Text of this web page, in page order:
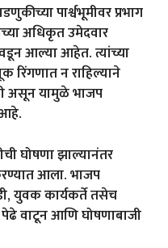
पार्श्वभूमीवर प्रभाग
अधिकृत उमेदवार
आल्या आहेत. त्यांच्या
रिंगणात न राहिल्याने
असून यामुळे भाजप
आहे.
घोषणा झाल्यानंतर
आला. भाजप
युवक कार्यकर्ते तसेच
वाटून आणि घोषणाबाजी